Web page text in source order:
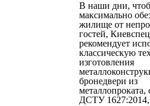
В наши дни,
максимально
жилище от
гостей,
рекомендует
классическую
изготовления
бронедвери из
металлопроката,
ДСТУ 1627:2014,